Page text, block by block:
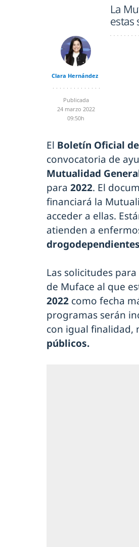
La
estas
Clara Hernández
Publicada
24 marzo 2022
09:50h
El Boletín Oficial
convocatoria de
Mutualidad
para 2022. El
financiará la
acceder a ellas.
atienden a
Las solicitudes
de Muface al que
2022 como fecha
programas serán
con igual finalidad,
públicos.